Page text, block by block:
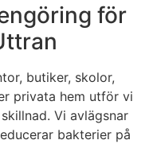
för
butiker, skolor,
privata hem utför vi
Vi avlägsnar
bakterier på